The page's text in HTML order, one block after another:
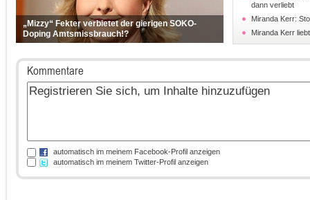
„Mizzy“ Fekter verbietet der gierigen SOKO-
Doping Amtsmissbrauch!?
dann verliebt
Miranda Kerr:
Miranda Kerr
Kommentare
automatisch im meinem Facebook-Profil anzeigen
automatisch im meinem Twitter-Profil anzeigen